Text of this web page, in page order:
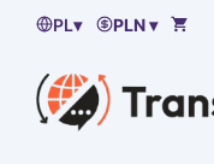
Przejdź
treści
PL▾ PLN ▾